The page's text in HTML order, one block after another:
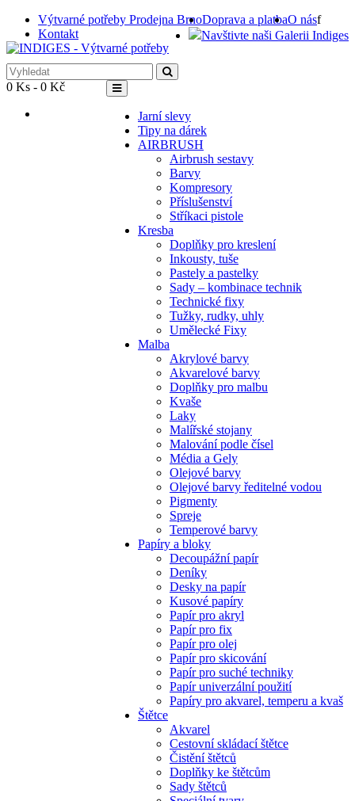
Výtvarné potřeby Prodejna BrnoDoprava a platbaO nás
Kontakt
Navštivte naši Galerii Indiges
f
Jarní slevy
Tipy na dárek
AIRBRUSH
Airbrush sestavy
Barvy
Kompresory
Příslušenství
Stříkaci pistole
Kresba
Doplňky pro kreslení
Inkousty, tuše
Pastely a pastelky
Sady – kombinace technik
Technické fixy
Tužky, rudky, uhly
Umělecké Fixy
Malba
Akrylové barvy
Akvarelové barvy
Doplňky pro malbu
Kvaše
Laky
Malířské stojany
Malování podle čísel
Média a Gely
Olejové barvy
Olejové barvy ředitelné vodou
Pigmenty
Spreje
Temperové barvy
Papíry a bloky
Decoupážní papír
Deníky
Desky na papír
Kusové papíry
Papír pro akryl
Papír pro fix
Papír pro olej
Papír pro skicování
Papír pro suché techniky
Papír univerzální použití
Papíry pro akvarel, temperu a kvaš
Štětce
Akvarel
Cestovní skládací štětce
Čistění štětců
Doplňky ke štětcům
Sady štětců
0 Ks - 0 Kč